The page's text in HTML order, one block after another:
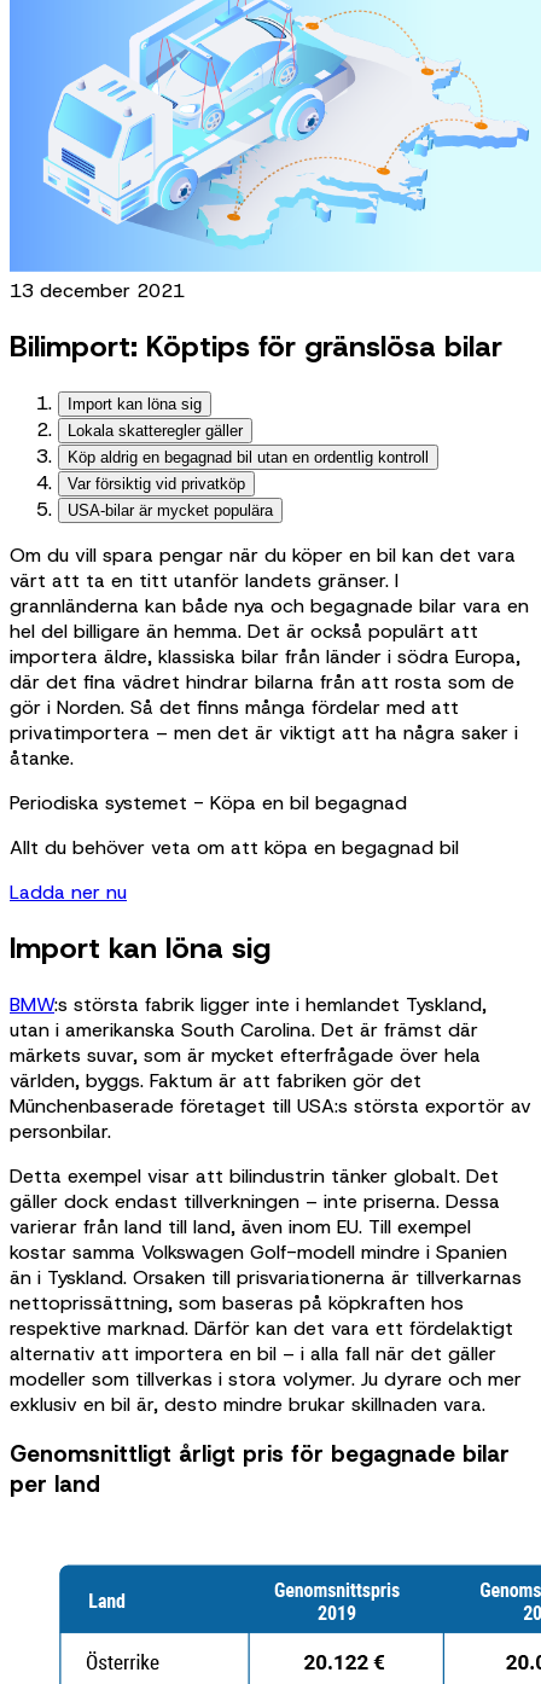
13 december 2021
Bilimport: Köptips för gränslösa bilar
Import kan löna sig
Lokala skatteregler gäller
Köp aldrig en begagnad bil utan en ordentlig kontroll
Var försiktig vid privatköp
USA-bilar är mycket populära
Om du vill spara pengar när du köper en bil kan det vara
värt att ta en titt utanför landets gränser. I
grannländerna kan både nya och begagnade bilar vara en
hel del billigare än hemma. Det är också populärt att
importera äldre, klassiska bilar från länder i södra Europa,
där det fina vädret hindrar bilarna från att rosta som de
gör i Norden. Så det finns många fördelar med att
privatimportera – men det är viktigt att ha några saker i
åtanke.
Periodiska systemet - Köpa en bil begagnad
Allt du behöver veta om att köpa en begagnad bil
Ladda ner nu
Import kan löna sig
BMW:s största fabrik ligger inte i hemlandet Tyskland,
utan i amerikanska South Carolina. Det är främst där
märkets suvar, som är mycket efterfrågade över hela
världen, byggs. Faktum är att fabriken gör det
Münchenbaserade företaget till USA:s största exportör av
personbilar.
Detta exempel visar att bilindustrin tänker globalt. Det
gäller dock endast tillverkningen – inte priserna. Dessa
varierar från land till land, även inom EU. Till exempel
kostar samma Volkswagen Golf-modell mindre i Spanien
än i Tyskland. Orsaken till prisvariationerna är tillverkarnas
nettoprissättning, som baseras på köpkraften hos
respektive marknad. Därför kan det vara ett fördelaktigt
alternativ att importera en bil – i alla fall när det gäller
modeller som tillverkas i stora volymer. Ju dyrare och mer
exklusiv en bil är, desto mindre brukar skillnaden vara.
Genomsnittligt årligt pris för begagnade bilar
per land